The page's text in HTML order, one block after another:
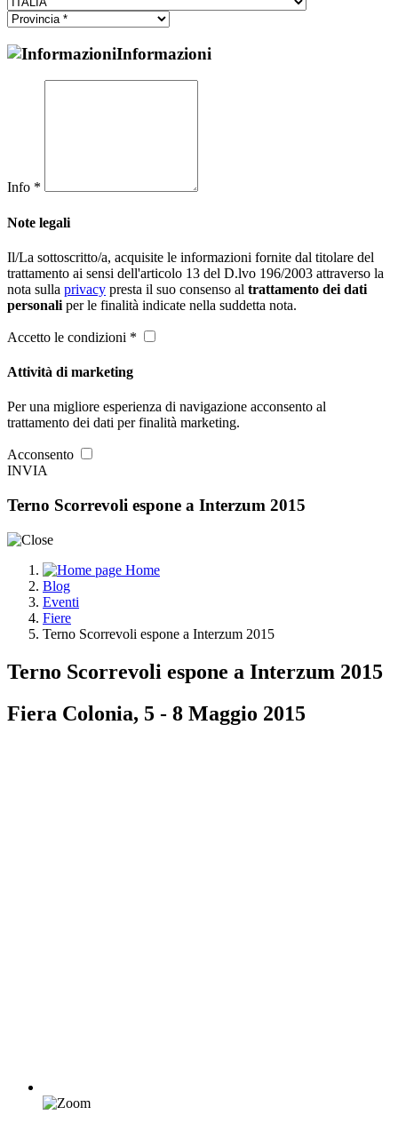
Informazioni
Info *
Note legali
Il/La sottoscritto/a, acquisite le informazioni fornite dal titolare del
trattamento ai sensi dell'articolo 13 del D.lvo 196/2003 attraverso la
nota sulla privacy presta il suo consenso al trattamento dei dati
personali per le finalità indicate nella suddetta nota.
Accetto le condizioni *
Attività di marketing
Per una migliore esperienza di navigazione acconsento al
trattamento dei dati per finalità marketing.
Acconsento
INVIA
Terno Scorrevoli espone a Interzum 2015
Home
Blog
Eventi
Fiere
Terno Scorrevoli espone a Interzum 2015
Terno Scorrevoli espone a Interzum 2015
Fiera Colonia, 5 - 8 Maggio 2015